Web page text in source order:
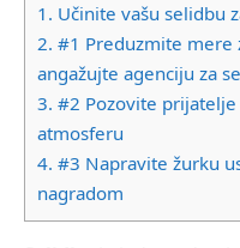
1. Učinite vašu selidbu
2. #1 Preduzmite mere
angažujte agenciju za
3. #2 Pozovite
atmosferu
4. #3 Napravite žurku
nagradom